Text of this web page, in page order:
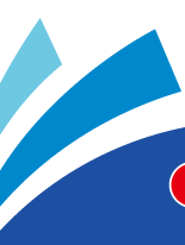
ンショ
ハマ スタ